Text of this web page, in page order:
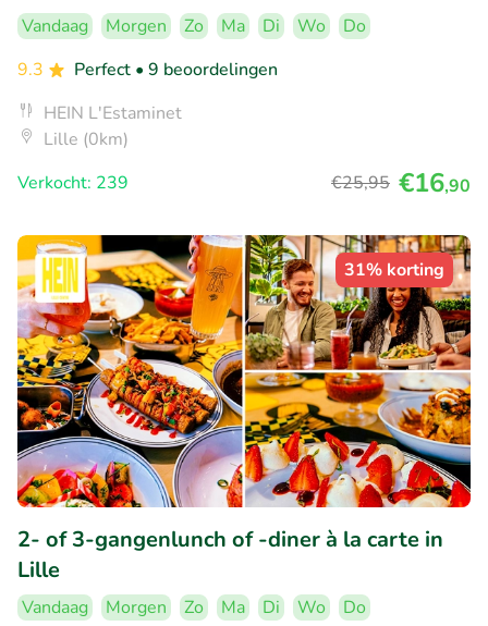
Vandaag Morgen Zo Ma Di Wo
Do
9.3
Perfect • 9 beoordelingen
HEIN L'Estaminet
Lille (0km)
Verkocht: 239
€25,95 €16,90
31% korting
2- of 3-gangenlunch of -diner à la carte in
Lille
Vandaag Morgen Zo Ma Di Wo
Do